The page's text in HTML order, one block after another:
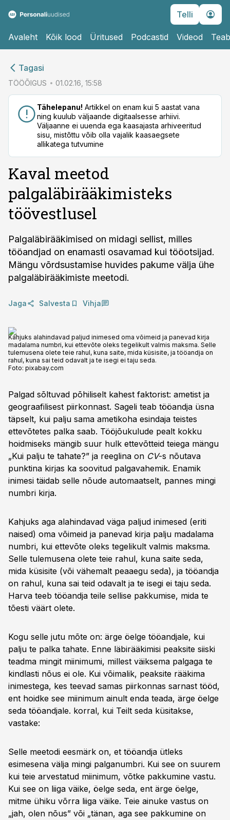
Telli
Avaleht Kõik lood Üritused Podcastid Videod
Tagasi
TÖÖÕIGUS 01.02.16, 15:58
Tähelepanu! Artikkel on enam kui 5 aastat vana
ning kuulub väljaande digitaalsesse arhiivi.
Väljaanne ei uuenda ega kaasajasta arhiveeritud
sisu, mistõttu võib olla vajalik kaasaegsete
allikatega tutvumine
Kaval meetod
palgaläbirääkimisteks
töövestlusel
Palgaläbirääkimised on midagi sellist, milles
tööandjad on enamasti osavamad kui tööotsijad.
Mängu võrdsustamise huvides pakume välja ühe
palgaläbirääkimiste meetodi.
Jaga Salvesta Vihja
Kahjuks alahindavad paljud inimesed oma võimeid ja panevad kirja
madalama numbri, kui ettevõte oleks tegelikult valmis maksma. Selle
tulemusena olete teie rahul, kuna saite, mida küsisite, ja tööandja on
rahul, kuna sai teid odavalt ja te isegi ei taju seda.
Foto: pixabay.com
Palgad sõltuvad põhiliselt kahest faktorist: ametist ja
geograafilisest piirkonnast. Sageli teab tööandja üsna
täpselt, kui palju sama ametikoha esindaja teistes
ettevõtetes palka saab. Tööjõukulude pealt kokku
hoidmiseks mängib suur hulk ettevõtteid teiega mängu
„Kui palju te tahate?” ja reeglina on CV-s nõutava
punktina kirjas ka soovitud palgavahemik. Enamik
inimesi täidab selle nõude automaatselt, pannes mingi
numbri kirja.
Kahjuks aga alahindavad väga paljud inimesed (eriti
naised) oma võimeid ja panevad kirja palju madalama
numbri, kui ettevõte oleks tegelikult valmis maksma.
Selle tulemusena olete teie rahul, kuna saite seda,
mida küsisite (või vähemalt peaaegu seda), ja tööandja
on rahul, kuna sai teid odavalt ja te isegi ei taju seda.
Harva teeb tööandja teile sellise pakkumise, mida te
tõesti väärt olete.
Kogu selle jutu mõte on: ärge öelge tööandjale, kui
palju te palka tahate. Enne läbirääkimisi peaksite siiski
teadma mingit miinimumi, millest väiksema palgaga te
kindlasti nõus ei ole. Kui võimalik, peaksite rääkima
inimestega, kes teevad samas piirkonnas sarnast tööd,
ent hoidke see miinimum ainult enda teada, ärge öelge
seda tööandjale. korral, kui Teilt seda küsitakse,
vastake:
Selle meetodi eesmärk on, et tööandja ütleks
esimesena välja mingi palganumbri. Kui see on suurem
kui teie arvestatud miinimum, võtke pakkumine vastu.
Kui see on liiga väike, öelge seda, ent ärge öelge,
mitme ühiku võrra liiga väike. Teie ainuke vastus on
„jah, olen nõus” või „tänan, aga see pakkumine on